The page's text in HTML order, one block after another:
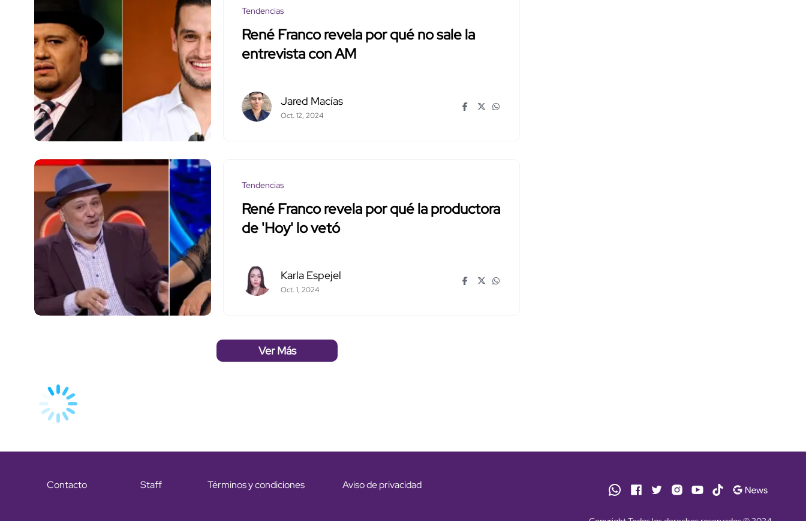
Tendencias
René Franco revela por qué no sale la
entrevista con AM
Jared Macías
Oct. 12, 2024
Tendencias
René Franco revela por qué la productora
de 'Hoy' lo vetó
Karla Espejel
Oct. 1, 2024
Ver Más
Contacto Staff Términos y condiciones Aviso de privacidad